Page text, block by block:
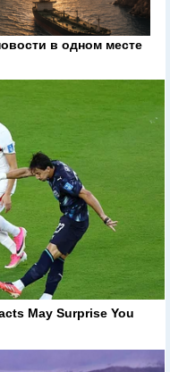
в одном месте
May Surprise You